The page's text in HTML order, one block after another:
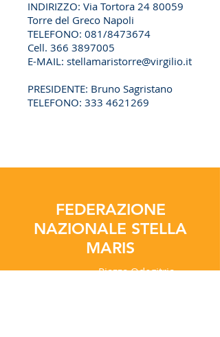
INDIRIZZO: Via Tortora 24 80059
Torre del Greco Napoli
TELEFONO: 081/8473674
Cell. 366 3897005
E-MAIL: stellamaristorre@virgilio.it
PRESIDENTE: Bruno Sagristano
TELEFONO: 333 4621269
FEDERAZIONE
NAZIONALE STELLA
MARIS
Piazza Odegitria